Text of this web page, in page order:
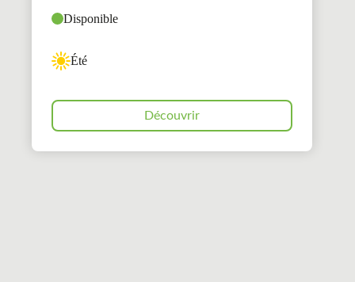
Disponible
Été
Découvrir